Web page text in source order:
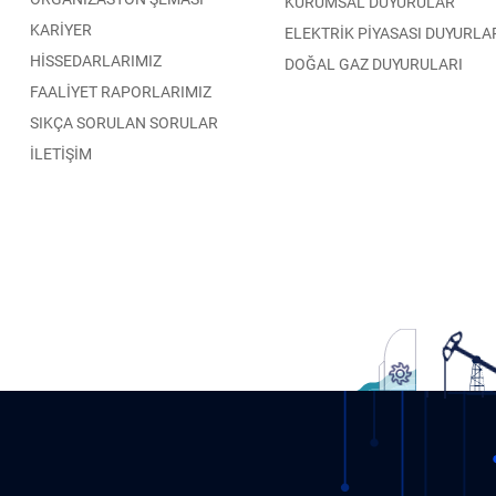
KARİYER
HİSSEDARLARIMIZ
FAALİYET RAPORLARIMIZ
SIKÇA SORULAN SORULAR
İLETİŞİM
ELEKTRİK PİYASASI
DOĞAL GAZ DUYURULARI